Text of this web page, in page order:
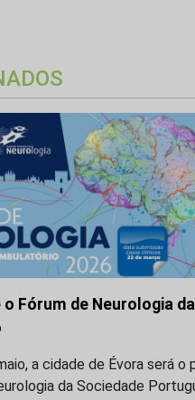
o Fórum de Neurologia da
a cidade de Évora será o
da Sociedade